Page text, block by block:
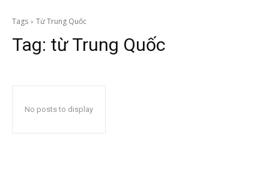
Tags Từ Trung Quốc
Tag: từ Trung Quốc
No posts to display